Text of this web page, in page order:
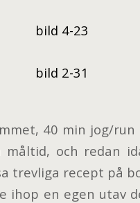
40 min jog/
och redan
trevliga recept på
ihop en egen utav